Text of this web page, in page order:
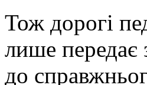
Тож дорогі
лише передає
до